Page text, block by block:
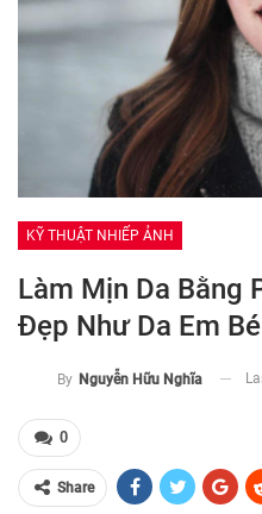
KỸ THUẬT NHIẾP ẢNH
Làm Mịn Da Bằng
Đẹp Như Da Em
By Nguyễn Hữu Nghĩa
0
Share